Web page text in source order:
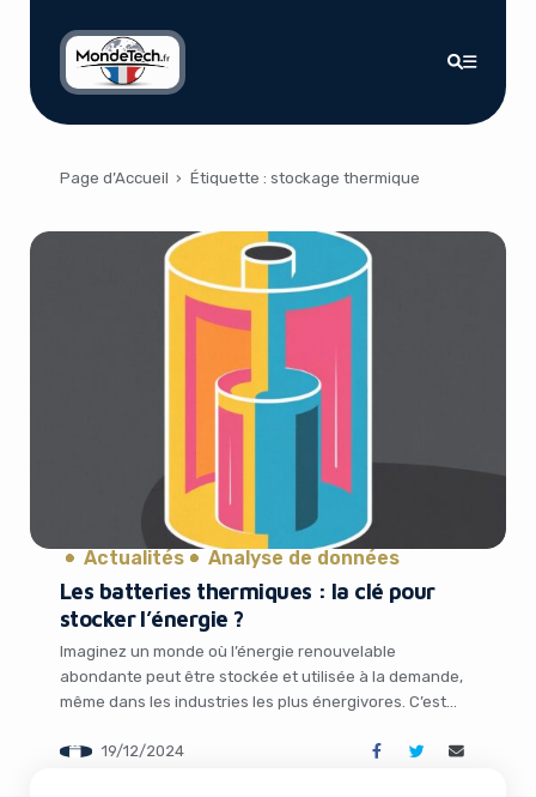
Page d’Accueil › Étiquette : stockage thermique
Actualités Analyse de données
Les batteries thermiques : la clé pour
stocker l’énergie ?
Imaginez un monde où l’énergie renouvelable
abondante peut être stockée et utilisée à la demande,
même dans les industries les plus énergivores. C’est
startup danoise spécialisée dans le stockage
19/12/2024